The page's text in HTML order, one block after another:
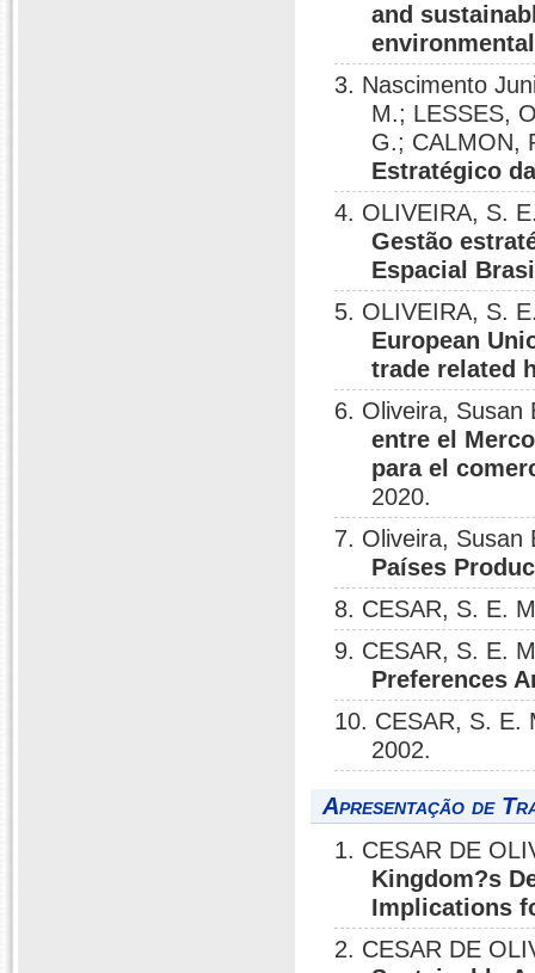
and
3. Nascimento
M.; LESSES,
G.; CALMON,
Estratégico
4. OLIVEIRA, S.
Gestão
Espacial
5. OLIVEIRA, S.
European
trade related
6. Oliveira,
entre el
para el
2020.
7. Oliveira,
Países
8. CESAR, S. E.
9. CESAR, S. E.
Preferences
10. CESAR, S. E.
2002.
Apresentação de
1. CESAR DE
Kingdom?s
Implications
2. CESAR DE